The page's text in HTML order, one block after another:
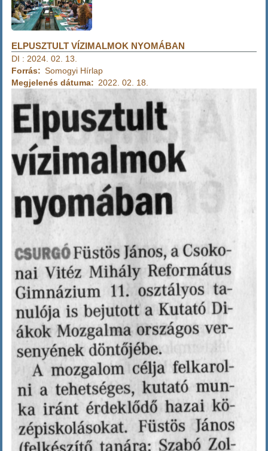
ELPUSZTULT VÍZIMALMOK NYOMÁBAN
DI : 2024. 02. 13.
Forrás
Somogyi Hírlap
Megjelenés dátuma
2022. 02. 18.